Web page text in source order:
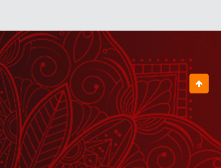
मनिहारी का वेश बनाया श्याम चूड़ी बेचने आया
February 07, 2022
Ek Din Vo Bhole Bhandari Ban
Karke Brij Nari
November 17, 2021
क्यों अर्जुन की भावुकता को भगवान श्रीकृष्ण ने